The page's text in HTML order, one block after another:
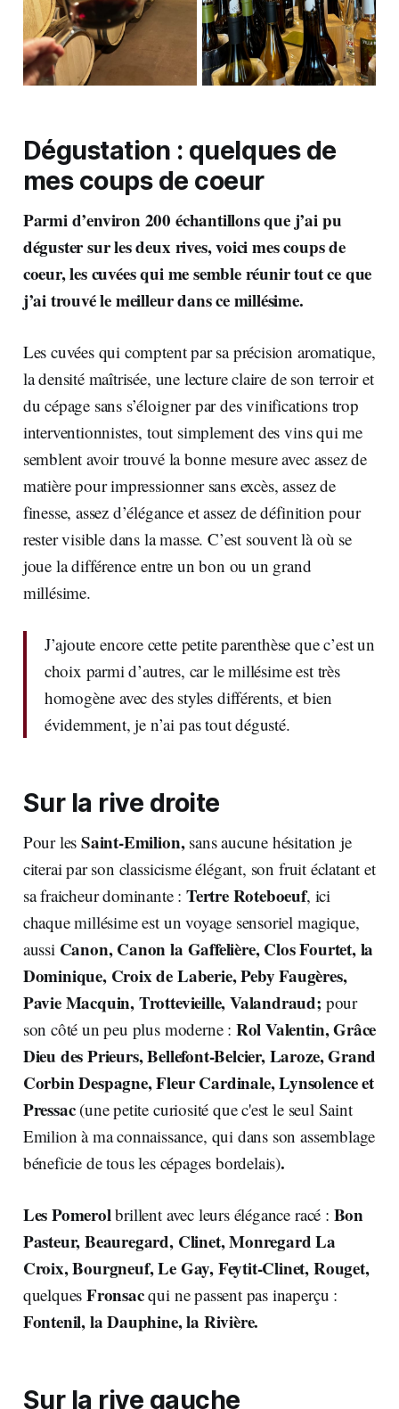
Dégustation : quelques de
mes coups de coeur
Parmi d’environ 200 échantillons que j’ai pu
déguster sur les deux rives, voici mes coups de
coeur, les cuvées qui me semble réunir tout ce que
j’ai trouvé le meilleur dans ce millésime.
Les cuvées qui comptent par sa précision aromatique,
la densité maîtrisée, une lecture claire de son terroir et
du cépage sans s’éloigner par des vinifications trop
interventionnistes, tout simplement des vins qui me
semblent avoir trouvé la bonne mesure avec assez de
matière pour impressionner sans excès, assez de
finesse, assez d’élégance et assez de définition pour
rester visible dans la masse. C’est souvent là où se
joue la différence entre un bon ou un grand
millésime.
J’ajoute encore cette petite parenthèse que c’est un
choix parmi d’autres, car le millésime est très
homogène avec des styles différents, et bien
évidemment, je n’ai pas tout dégusté.
Sur la rive droite
Pour les Saint-Emilion,sans aucune hésitation je
citerai par son classicisme élégant, son fruit éclatant et
sa fraicheur dominante : Tertre Roteboeuf, ici
chaque millésime est un voyage sensoriel magique,
aussiCanon, Canon la Gaffelière, Clos Fourtet, la
Dominique, Croix de Laberie, Peby Faugères,
Pavie Macquin, Trottevieille, Valandraud; pour
son côté un peu plus moderne : Rol Valentin, Grâce
Dieu des Prieurs, Bellefont-Belcier, Laroze, Grand
Corbin Despagne, Fleur Cardinale, Lynsolence et
Pressac (une petite curiosité que c'est le seul Saint
Emilion à ma connaissance, qui dans son assemblage
béneficie de tous les cépages bordelais).
Les Pomerolbrillent avec leurs élégance racé : Bon
Pasteur, Beauregard, Clinet, Monregard La
Croix, Bourgneuf, Le Gay, Feytit-Clinet, Rouget,
quelques Fronsacqui ne passent pas inaperçu :
Fontenil, la Dauphine, la Rivière.
Sur la rive gauche